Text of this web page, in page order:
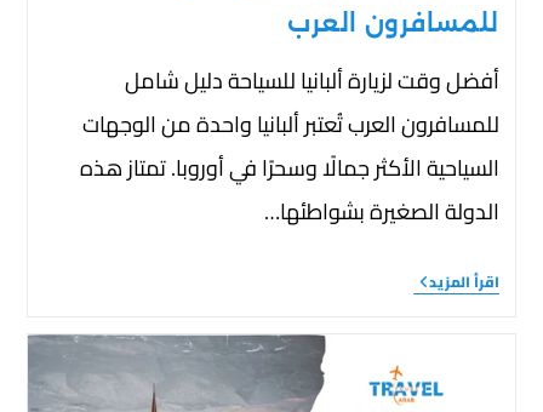
للمسافرون العرب
أفضل وقت لزيارة ألبانيا للسياحة دليل شامل
للمسافرون العرب تُعتبر ألبانيا واحدة من الوجهات
السياحية الأكثر جمالًا وسحرًا في أوروبا. تمتاز هذه
الدولة الصغيرة بشواطئها…
اقرأ المزيد